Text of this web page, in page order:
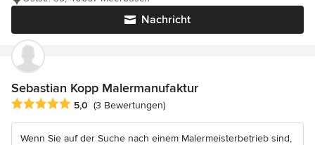
Nachricht
Sebastian Kopp Malermanufaktur
Durchschnittliche Bewertung: 5 von 5 Sternen
5,0 (3 Bewertungen)
Wenn Sie auf der Suche nach einem Malermeisterbetrieb sind,